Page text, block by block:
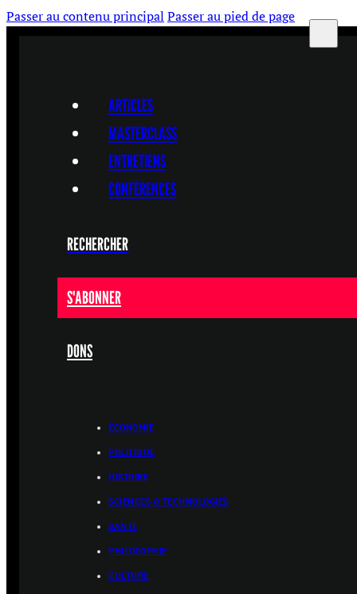
Passer au contenu principal Passer au pied de page
ARTICLES
MASTERCLASS
ENTRETIENS
CONFÉRENCES
RECHERCHER
S'ABONNER
DONS
ÉCONOMIE
POLITIQUE
HISTOIRE
SCIENCES & TECHNOLOGIES
SANTÉ
PHILOSOPHIE
CULTURE